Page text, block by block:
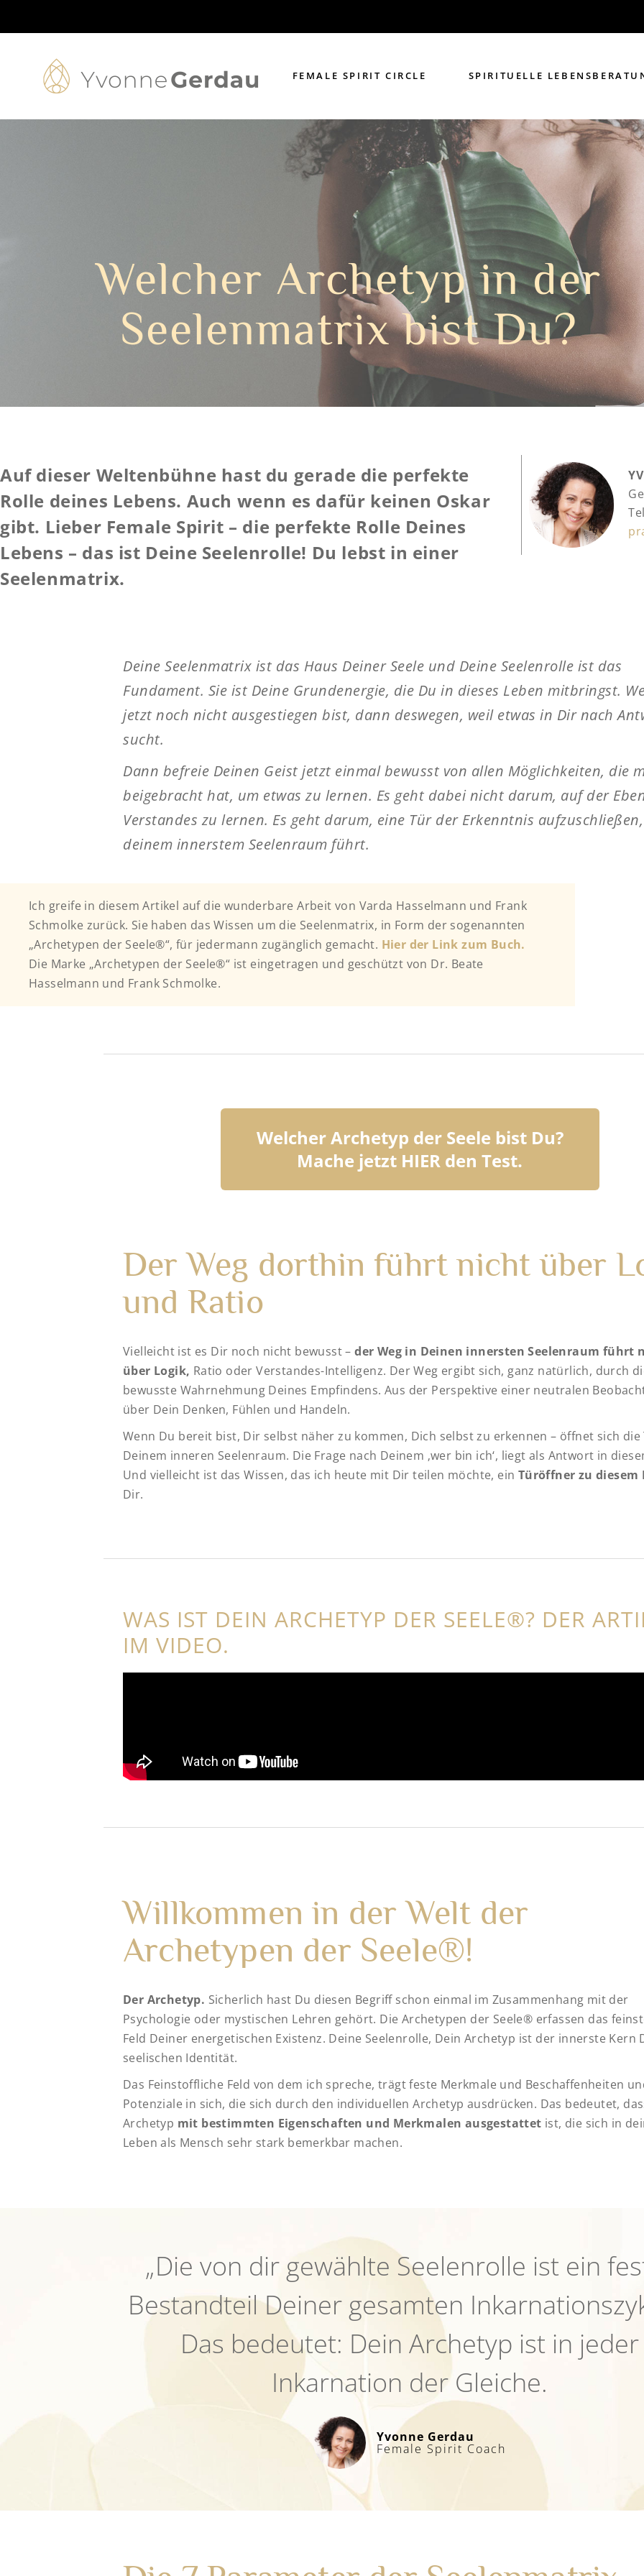
FEMALE SPIRIT CIRCLE SPIRITUELLE
Welcher Archetyp in der
Seelenmatrix bist Du?
Auf dieser Weltenbühne hast du gerade die perfekte
Rolle deines Lebens. Auch wenn es dafür keinen Oskar
gibt. Lieber Female Spirit – die perfekte Rolle Deines
Lebens – das ist Deine Seelenrolle! Du lebst in einer
Seelenmatrix.
Deine Seelenmatrix ist das Haus Deiner Seele und Deine Seelenrolle ist das
Fundament. Sie ist Deine Grundenergie, die Du in dieses Leben mitbringst.
jetzt noch nicht ausgestiegen bist, dann deswegen, weil etwas in Dir nach
sucht.
Dann befreie Deinen Geist jetzt einmal bewusst von allen Möglichkeiten, die
beigebracht hat, um etwas zu lernen. Es geht dabei nicht darum, auf der
Verstandes zu lernen. Es geht darum, eine Tür der Erkenntnis
deinem innerstem Seelenraum führt.
Ich greife in diesem Artikel auf die wunderbare Arbeit von Varda Hasselmann und Frank
Schmolke zurück. Sie haben das Wissen um die Seelenmatrix, in Form der sogenannten
„Archetypen der Seele®“, für jedermann zugänglich gemacht. Hier der Link zum Buch.
Die Marke „Archetypen der Seele®“ ist eingetragen und geschützt von Dr. Beate
Hasselmann und Frank Schmolke.
Welcher Archetyp der Seele bist Du?
Mache jetzt HIER den Test.
Der Weg dorthin führt nicht über
und Ratio
Vielleicht ist es Dir noch nicht bewusst –der Weg in Deinen innersten Seelenraum führt
über Logik, Ratio oder Verstandes-Intelligenz. Der Weg ergibt sich, ganz natürlich, durch
bewusste Wahrnehmung Deines Empfindens. Aus der Perspektive einer neutralen
über Dein Denken, Fühlen und Handeln.
Wenn Du bereit bist, Dir selbst näher zu kommen, Dich selbst zu erkennen – öffnet sich die
Deinem inneren Seelenraum. Die Frage nach Deinem ‚wer bin ich‘, liegt als Antwort in
Und vielleicht ist das Wissen, das ich heute mit Dir teilen möchte, ein Türöffner zu diesem
Dir.
WAS IST DEIN ARCHETYP DER SEELE®? DER
IM VIDEO.
Willkommen in der Welt der
Archetypen der Seele®!
Der Archetyp. Sicherlich hast Du diesen Begriff schon einmal im Zusammenhang mit der
Psychologie oder mystischen Lehren gehört. Die Archetypen der Seele® erfassen das
Feld Deiner energetischen Existenz. Deine Seelenrolle, Dein Archetyp ist der innerste Kern
seelischen Identität.
Das Feinstoffliche Feld von dem ich spreche, trägt feste Merkmale und Beschaffenheiten
Potenziale in sich, die sich durch den individuellen Archetyp ausdrücken. Das bedeutet,
Archetyp mit bestimmten Eigenschaften und Merkmalen ausgestattet ist, die sich in
Leben als Mensch sehr stark bemerkbar machen.
„Die von dir gewählte Seelenrolle ist ein
Bestandteil Deiner gesamten
Das bedeutet: Dein Archetyp ist in jeder
Inkarnation der Gleiche.
Yvonne Gerdau
Female Spirit Coach